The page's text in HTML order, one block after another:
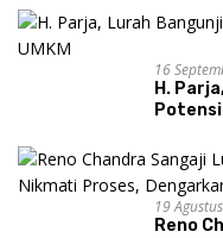
16
H.
Potensi
19
Reno